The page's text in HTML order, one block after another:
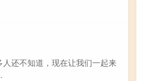
还不知道，现在让我们一起来